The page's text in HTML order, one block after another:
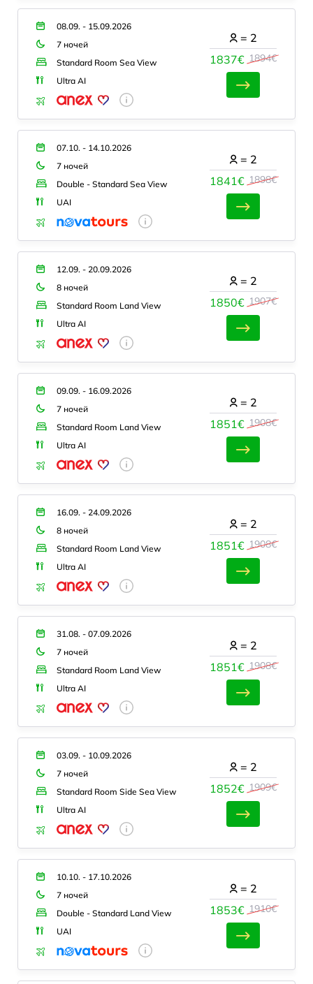
08.09. - 15.09.2026
7 ночей
Standard Room Sea View
Ultra AI
1837€ 1894€
= 2
07.10. - 14.10.2026
7 ночей
Double - Standard Sea View
UAI
1841€ 1898€
= 2
12.09. - 20.09.2026
8 ночей
Standard Room Land View
Ultra AI
1850€ 1907€
= 2
09.09. - 16.09.2026
7 ночей
Standard Room Land View
Ultra AI
1851€ 1908€
= 2
16.09. - 24.09.2026
8 ночей
Standard Room Land View
Ultra AI
1851€ 1908€
= 2
31.08. - 07.09.2026
7 ночей
Standard Room Land View
Ultra AI
1851€ 1908€
= 2
03.09. - 10.09.2026
7 ночей
Standard Room Side Sea View
Ultra AI
1852€ 1909€
= 2
10.10. - 17.10.2026
7 ночей
Double - Standard Land View
UAI
1853€ 1910€
= 2